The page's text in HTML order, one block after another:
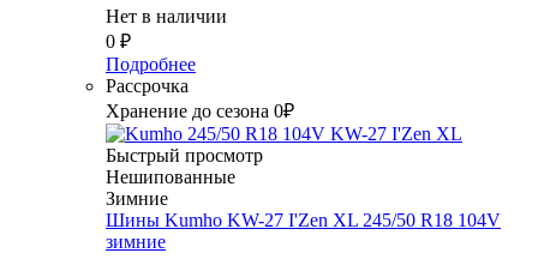
Нет в наличии
0 ₽
Подробнее
Рассрочка
Хранение до сезона 0₽
Быстрый просмотр
Нешипованные
Зимние
Шины Kumho KW-27 I'Zen XL 245/50 R18 104V
зимние